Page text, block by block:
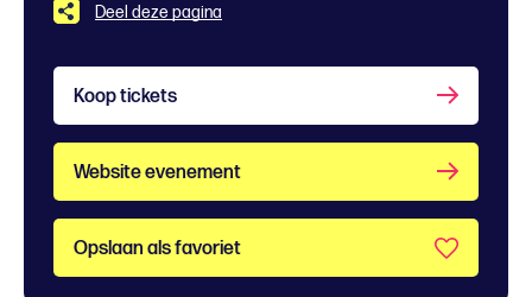
Deel deze pagina
Koop tickets
Website evenement
Opslaan als favoriet